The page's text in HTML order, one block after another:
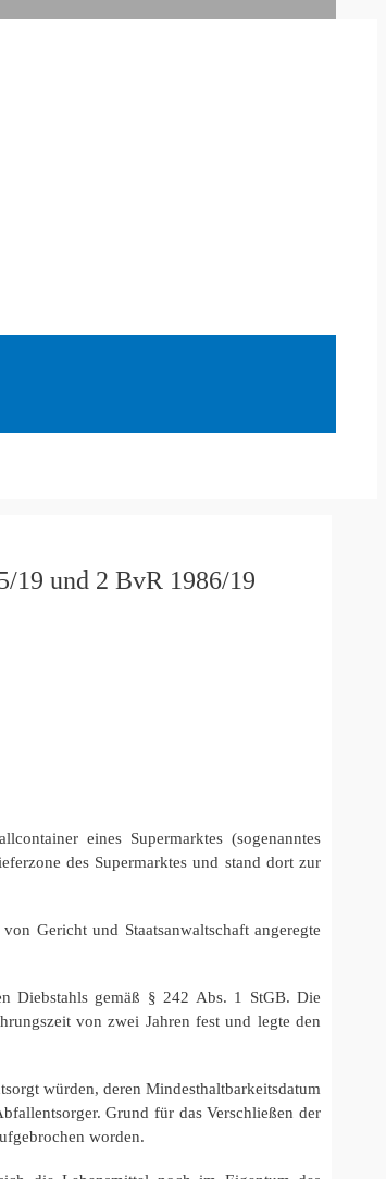
19 und 2 BvR 1986/19
eines Supermarktes (sogenanntes
des Supermarktes und stand dort zur
Gericht und Staatsanwaltschaft angeregte
Diebstahls gemäß § 242 Abs. 1 StGB. Die
von zwei Jahren fest und legte den
würden, deren Mindesthaltbarkeitsdatum
Grund für das Verschließen der
worden.